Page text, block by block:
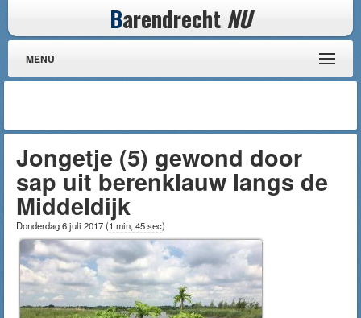
Barendrecht NU
MENU
Jongetje (5) gewond door
sap uit berenklauw langs de
Middeldijk
Donderdag 6 juli 2017(1 min, 45 sec)